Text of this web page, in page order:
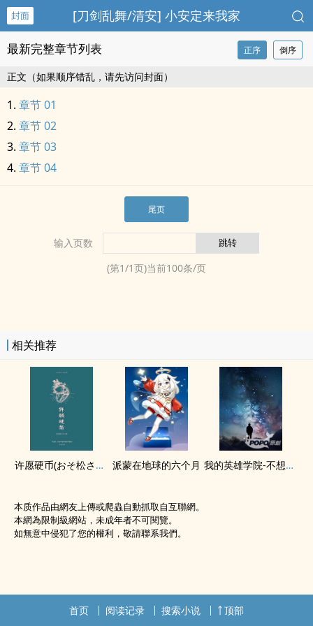
封面 [刀剑乱舞/清安] 小安定来我家
最新完整章节列表 正序 倒序
正文（如果顺序错乱，请先访问封面）
章节 01
章节 02
章节 03
章节 04
尾页
输入页数
(第1/1页)当前100条/页
相关推荐
许愿硬币(おそ松さん‍‎同‎‌‌人‍‎‌) 派蒙在地球的六个月 我的英雄学院-不想成为英雄的英雄
本质作品由網友上傳或爬蟲自動抓取自互聯網。
本網為限制級網站，未成年者不可閱覽。
如無意中侵犯了您的權利，敬請聯系我們。
首页 阅读记录 搜索小说 顶部